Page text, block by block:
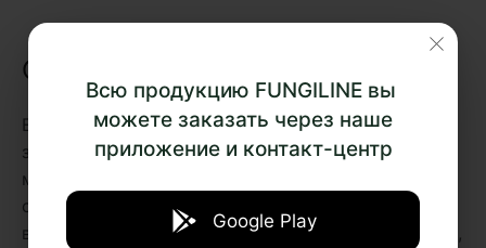
Всю продукцию FUNGILINE вы
можете заказать через наше
приложение и контакт-центр
Google Play
Схожесть с другими грибами
Если говорить об эффекте, то вешенку может
заменить кордицепс в связке с шиитаке и
майтаке. Как помним, вешенка ценится
спортсменами, за содержание питательных
веществ, как и кордицепс ценится за кордицепин,